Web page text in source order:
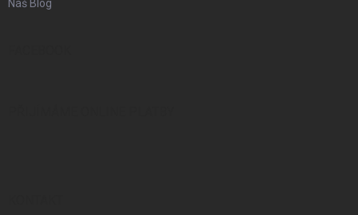
Náš Blog